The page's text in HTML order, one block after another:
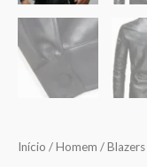
Início /Homem /Blazers